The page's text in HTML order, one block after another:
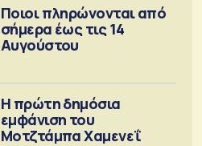
Ποιοι πληρώνονται από
σήμερα έως τις 14
Αυγούστου
Η πρώτη δημόσια
εμφάνιση του
Μοτζτάμπα Χαμενεΐ